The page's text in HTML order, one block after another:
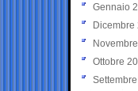
Gennaio
Dicembre
Ottobre